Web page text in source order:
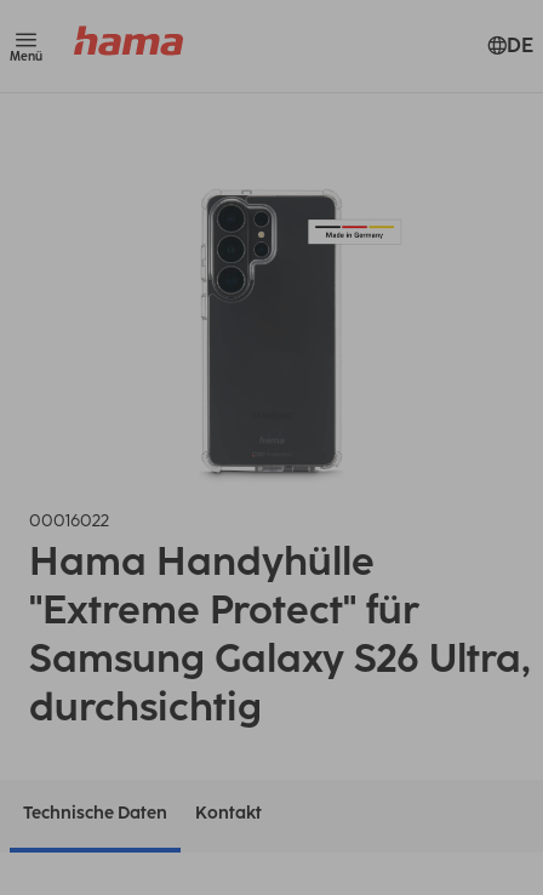
Menü DE
00016022
Hama Handyhülle
"Extreme Protect" für
Samsung Galaxy S26 Ultra,
durchsichtig
Technische Daten Kontakt